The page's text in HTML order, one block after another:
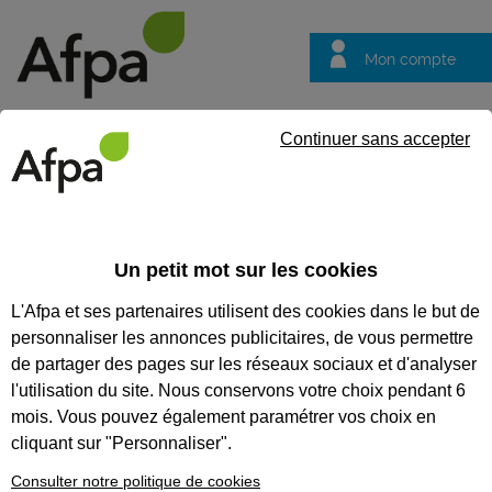
Mon compte
questions
Fil info
Avec En voiture
Simone : le permis
de conduire
accessible à tous à
l’Afpa
Un petit mot sur les cookies
L'Afpa et ses partenaires utilisent des cookies dans le but de
personnaliser les annonces publicitaires, de vous permettre
de partager des pages sur les réseaux sociaux et d'analyser
l'utilisation du site. Nous conservons votre choix pendant 6
mois. Vous pouvez également paramétrer vos choix en
cliquant sur "Personnaliser".
Consulter notre politique de cookies
Continuer sans accepter